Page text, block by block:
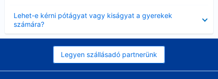
Lehet-e kérni pótágyat vagy kiságyat a gyerekek
számára?
Legyen szállásadó partnerünk